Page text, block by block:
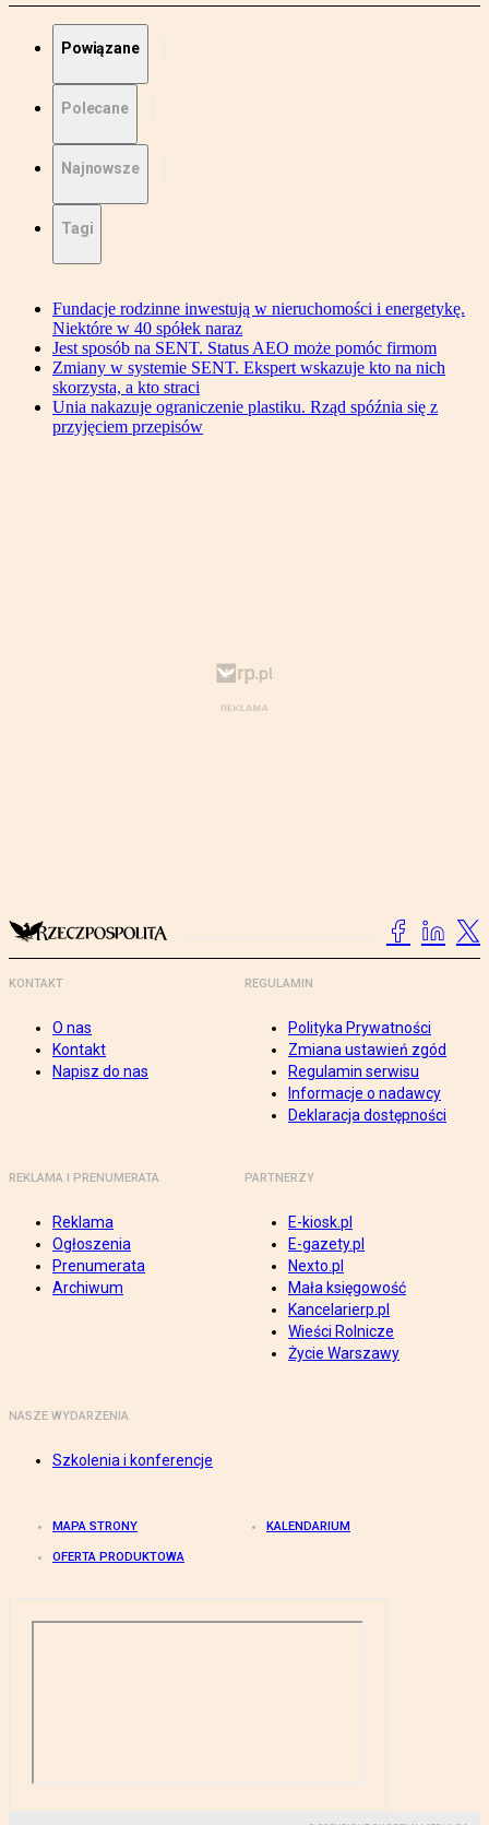
Powiązane
Polecane
Najnowsze
Tagi
Fundacje rodzinne inwestują w nieruchomości i energetykę.
Niektóre w 40 spółek naraz
Jest sposób na SENT. Status AEO może pomóc firmom
Zmiany w systemie SENT. Ekspert wskazuje kto na nich
skorzysta, a kto straci
Unia nakazuje ograniczenie plastiku. Rząd spóźnia się z
przyjęciem przepisów
KONTAKT
O nas
Kontakt
Napisz do nas
REGULAMIN
Polityka Prywatności
Zmiana ustawień zgód
Regulamin serwisu
Informacje o nadawcy
Deklaracja dostępności
REKLAMA I PRENUMERATA
Reklama
Ogłoszenia
Prenumerata
Archiwum
PARTNERZY
E-kiosk.pl
E-gazety.pl
Nexto.pl
Mała księgowość
Kancelarierp.pl
Wieści Rolnicze
Życie Warszawy
NASZE WYDARZENIA
Szkolenia i konferencje
MAPA STRONY KALENDARIUM
OFERTA PRODUKTOWA